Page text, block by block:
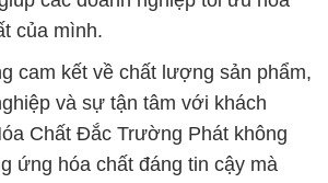
của mình.
cam kết về chất lượng sản phẩm,
và sự tận tâm với khách
Chất Đắc Trường Phát không
ứng hóa chất đáng tin cậy mà